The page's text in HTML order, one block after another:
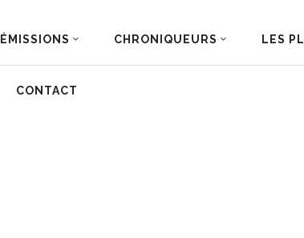
ÉMISSIONS CHRONIQUEURS LES
CONTACT